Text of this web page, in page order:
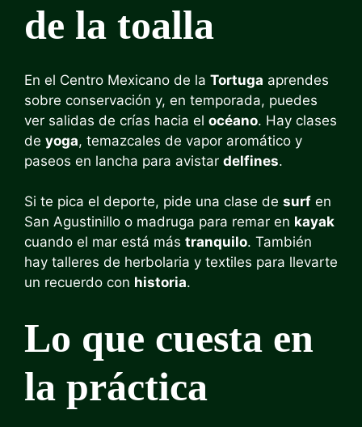
de la toalla
En el Centro Mexicano de la Tortuga aprendes
sobre conservación y, en temporada, puedes
ver salidas de crías hacia el océano. Hay clases
de yoga, temazcales de vapor aromático y
paseos en lancha para avistar delfines.
Si te pica el deporte, pide una clase de surf en
San Agustinillo o madruga para remar en kayak
cuando el mar está más tranquilo. También
hay talleres de herbolaria y textiles para llevarte
un recuerdo con historia.
Lo que cuesta en
la práctica